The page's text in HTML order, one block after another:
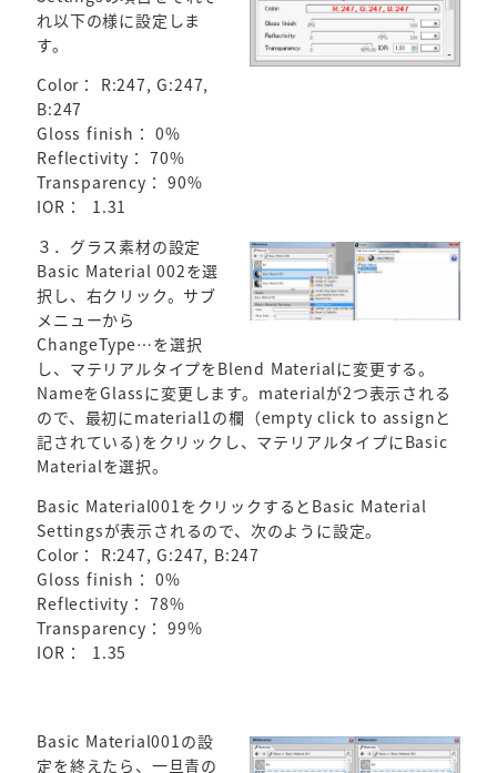
れ以下の様に設定しま
す。
Color： R:247, G:247,
B:247
Gloss finish： 0%
Reflectivity： 70%
Transparency： 90%
IOR： 1.31
３．グラス素材の設定
Basic Material 002を選
択し、右クリック。サブ
メニューから
ChangeType…を選択
し、マテリアルタイプをBlend Materialに変更する。
NameをGlassに変更します。materialが2つ表示される
ので、最初にmaterial1の欄（empty click to assignと
記されている)をクリックし、マテリアルタイプにBasic
Materialを選択。
Basic Material001をクリックするとBasic Material
Settingsが表示されるので、次のように設定。
Color： R:247, G:247, B:247
Gloss finish： 0%
Reflectivity： 78%
Transparency： 99%
IOR： 1.35
Basic Material001の設
定を終えたら、一旦青の